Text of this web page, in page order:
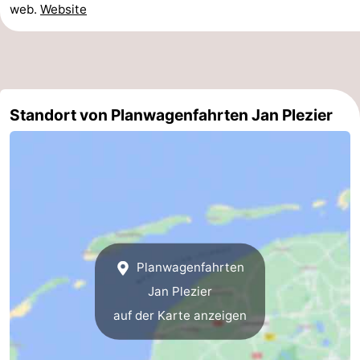
Minigolfplätze
Natur
-
Reiten
Surfen
-
Wattwandern
-
web. Website
Standort von Planwagenfahrten Jan Plezier
Planwagenfahrten
Jan Plezier
auf der Karte anzeigen